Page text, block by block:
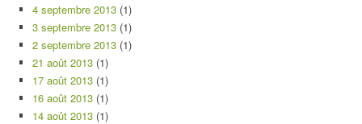
4 septembre 2013 (1)
3 septembre 2013 (1)
2 septembre 2013 (1)
21 août 2013 (1)
17 août 2013 (1)
16 août 2013 (1)
14 août 2013 (1)